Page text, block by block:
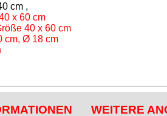
cm ,
x 60 cm
40 x 60 cm
cm, Ø 18 cm
WEITERE